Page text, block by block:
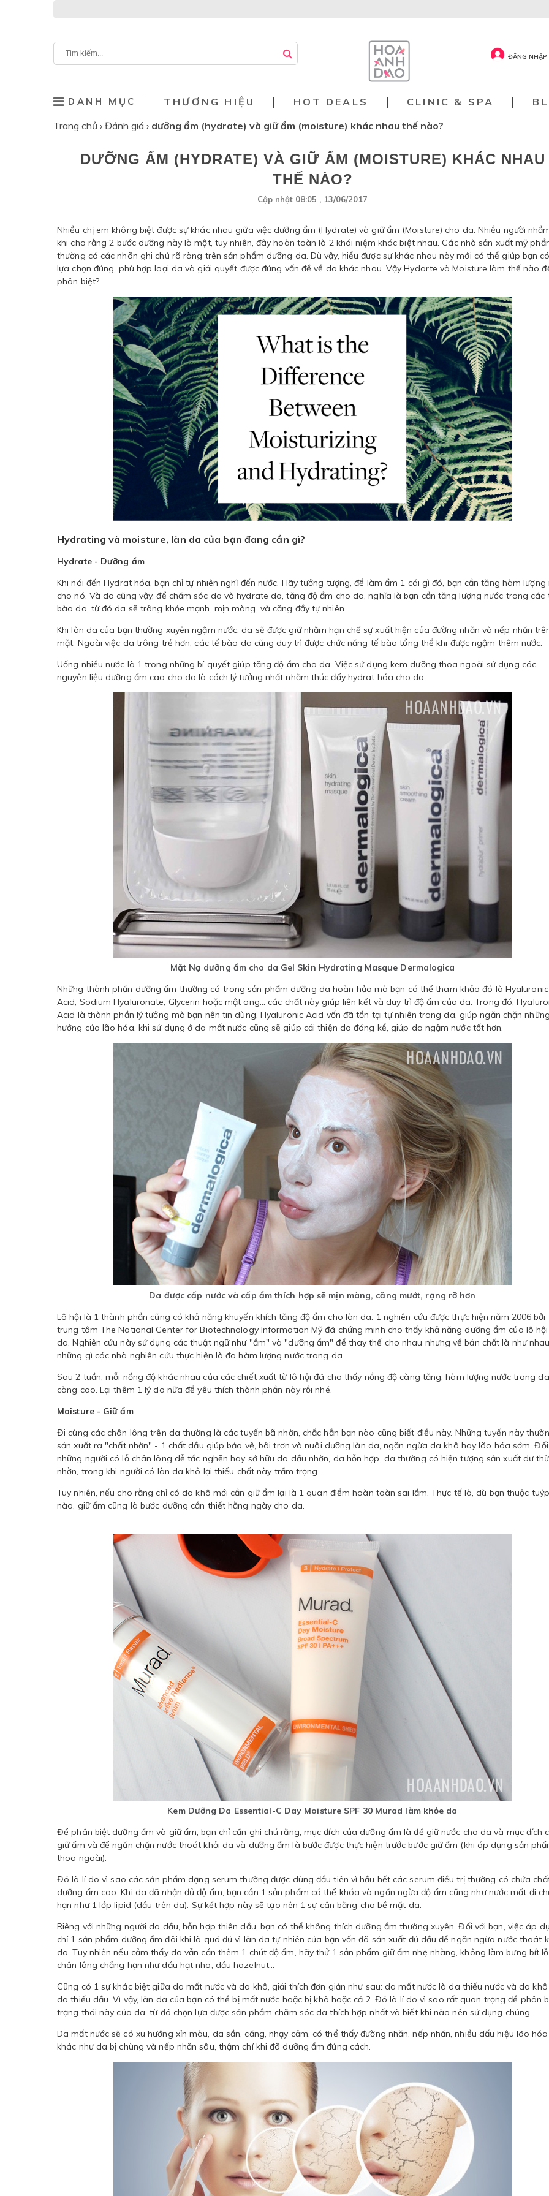
ĐĂNG NHẬP
DANH MỤC THƯƠNG HIỆU HOT DEALS CLINIC & SPA
Trang chủ › Đánh giá › dưỡng ẩm (hydrate) và giữ ẩm (moisture) khác nhau thế nào?
DƯỠNG ẨM (HYDRATE) VÀ GIỮ ẨM (MOISTURE) KHÁC NHAU
THẾ NÀO?
Cập nhật 08:05 , 13/06/2017
Nhiều chị em không biệt được sự khác nhau giữa việc dưỡng ẩm (Hydrate) và giữ ẩm (Moisture) cho da. Nhiều người
khi cho rằng 2 bước dưỡng này là một, tuy nhiên, đây hoàn toàn là 2 khái niệm khác biệt nhau. Các nhà sản xuất mỹ
thường có các nhãn ghi chú rõ ràng trên sản phẩm dưỡng da. Dù vậy, hiểu được sự khác nhau này mới có thể giúp bạn
lựa chọn đúng, phù hợp loại da và giải quyết được đúng vấn đề về da khác nhau. Vậy Hydarte và Moisture làm thế nào
phân biệt?
Hydrating và moisture, làn da của bạn đang cần gì?
Hydrate - Dưỡng ẩm
Khi nói đến Hydrat hóa, bạn chỉ tự nhiên nghĩ đến nước. Hãy tưởng tượng, để làm ẩm 1 cái gì đó, bạn cần tăng hàm lượng
cho nó. Và da cũng vậy, để chăm sóc da và hydrate da, tăng độ ẩm cho da, nghĩa là bạn cần tăng lượng nước trong các
bào da, từ đó da sẽ trông khỏe mạnh, mịn màng, và căng đầy tự nhiên.
Khi làn da của bạn thường xuyên ngậm nước, da sẽ được giữ nhằm hạn chế sự xuất hiện của đường nhăn và nếp nhăn
mặt. Ngoài việc da trông trẻ hơn, các tế bào da cũng duy trì được chức năng tế bào tổng thể khi được ngậm thêm nước.
Uống nhiều nước là 1 trong những bí quyết giúp tăng độ ẩm cho da. Việc sử dụng kem dưỡng thoa ngoài sử dụng các
nguyên liệu dưỡng ẩm cao cho da là cách lý tưởng nhất nhằm thúc đẩy hydrat hóa cho da.
Mặt Nạ dưỡng ẩm cho da Gel Skin Hydrating Masque Dermalogica
Những thành phần dưỡng ẩm thường có trong sản phẩm dưỡng da hoàn hảo mà bạn có thể tham khảo đó là Hyaluronic
Acid, Sodium Hyaluronate, Glycerin hoặc mật ong... các chất này giúp liên kết và duy trì độ ẩm của da. Trong đó,
Acid là thành phần lý tưởng mà bạn nên tin dùng. Hyaluronic Acid vốn đã tồn tại tự nhiên trong da, giúp ngăn chặn
hưởng của lão hóa, khi sử dụng ở da mất nước cũng sẽ giúp cải thiện da đáng kể, giúp da ngậm nước tốt hơn.
Da được cấp nước và cấp ẩm thích hợp sẽ mịn màng, căng mướt, rạng rỡ hơn
Lô hội là 1 thành phần cũng có khả năng khuyến khích tăng độ ẩm cho làn da. 1 nghiên cứu được thực hiện năm 2006 bởi
trung tâm The National Center for Biotechnology Information Mỹ đã chứng minh cho thấy khả năng dưỡng ẩm của lô
da. Nghiên cứu này sử dụng các thuật ngữ như "ẩm" và "dưỡng ẩm" để thay thế cho nhau nhưng về bản chất là như
những gì các nhà nghiên cứu thực hiện là đo hàm lượng nước trong da.
Sau 2 tuần, mỗi nồng độ khác nhau của các chiết xuất từ lô hội đã cho thấy nồng độ càng tăng, hàm lượng nước trong da
càng cao. Lại thêm 1 lý do nữa để yêu thích thành phần này rồi nhé.
Moisture - Giữ ẩm
Đi cùng các chân lông trên da thường là các tuyến bã nhờn, chắc hẳn bạn nào cũng biết điều này. Những tuyến này
sản xuất ra "chất nhờn" - 1 chất dầu giúp bảo vệ, bôi trơn và nuôi dưỡng làn da, ngăn ngừa da khô hay lão hóa sớm. Đối
những người có lỗ chân lông dễ tắc nghẽn hay sở hữu da dầu nhờn, da hỗn hợp, da thường có hiện tượng sản xuất dư
nhờn, trong khi người có làn da khô lại thiếu chất này trầm trọng.
Tuy nhiên, nếu cho rằng chỉ có da khô mới cần giữ ẩm lại là 1 quan điểm hoàn toàn sai lầm. Thực tế là, dù bạn thuộc
nào, giữ ẩm cũng là bước dưỡng cần thiết hằng ngày cho da.
Kem Dưỡng Da Essential-C Day Moisture SPF 30 Murad làm khỏe da​
Để phân biệt dưỡng ẩm và giữ ẩm, bạn chỉ cần ghi chú rằng, mục đích của dưỡng ẩm là để giữ nước cho da và mục đích
giữ ẩm và để ngăn chặn nước thoát khỏi da và dưỡng ẩm là bước được thực hiện trước bước giữ ẩm (khi áp dụng sản
thoa ngoài).
Đó là lí do vì sao các sản phẩm dạng serum thường được dùng đầu tiên vì hầu hết các serum điều trị thường có chứa
dưỡng ẩm cao. Khi da đã nhận đủ độ ẩm, bạn cần 1 sản phẩm có thể khóa và ngăn ngừa độ ẩm cũng như nước mất đi
hạn như 1 lớp lipid (dầu trên da). Sự kết hợp này sẽ tạo nên 1 sự cân bằng cho bề mặt da.
Riêng với những người da dầu, hỗn hợp thiên dầu, bạn có thể không thích dưỡng ẩm thường xuyên. Đối với bạn, việc áp
chỉ 1 sản phẩm dưỡng ẩm đôi khi là quá đủ vì làn da tự nhiên của bạn vốn đã sản xuất đủ dầu để ngăn ngừa nước thoát
da. Tuy nhiên nếu cảm thấy da vẫn cần thêm 1 chút độ ẩm, hãy thử 1 sản phẩm giữ ẩm nhẹ nhàng, không làm bưng bít lỗ
chân lông chẳng hạn như dầu hạt nho, dầu hazelnut...
Cũng có 1 sự khác biệt giữa da mất nước và da khô, giải thích đơn giản như sau: da mất nước là da thiếu nước và da
da thiếu dầu. Vì vậy, làn da của bạn có thể bị mất nước hoặc bị khô hoặc cả 2. Đó là lí do vì sao rất quan trọng để phân
trạng thái này của da, từ đó chọn lựa được sản phẩm chăm sóc da thích hợp nhất và biết khi nào nên sử dụng chúng.
Da mất nước sẽ có xu hướng xỉn màu, da sần, căng, nhạy cảm, có thể thấy đường nhăn, nếp nhăn, nhiều dấu hiệu lão hóa
khác như da bị chùng và nếp nhăn sâu, thậm chí khi đã dưỡng ẩm đúng cách.